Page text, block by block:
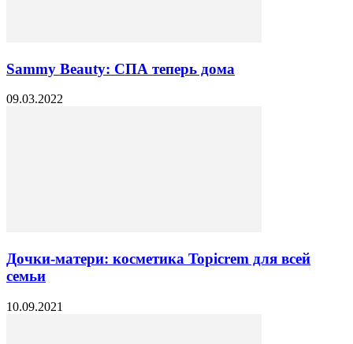
Sammy Beauty: СПА теперь дома
09.03.2022
Дочки-матери: косметика Topicrem для всей
семьи
10.09.2021